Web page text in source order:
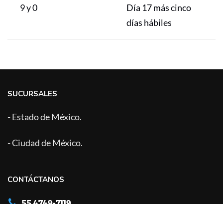
9 y 0
Día 17 más cinco
días hábiles
SUCURSALES
- Estado de México.
- Ciudad de México.
CONTÁCTANOS